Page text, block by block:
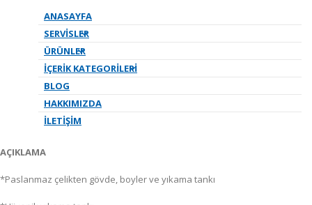
ANASAYFA
SERVISLER
ÜRÜNLER
İÇERIK KATEGORILERI
BLOG
HAKKIMIZDA
İLETIŞIM
Tezgahaltı
Bulaşıkmakinesi
Öztiryakiler tezgah altı bulaşık makinesi özellik ve teknik özellikleri.
ÜRÜN KODU 075D.11110.AD
AÇIKLAMA
*Paslanmaz çelikten gövde, boyler ve yıkama tankı